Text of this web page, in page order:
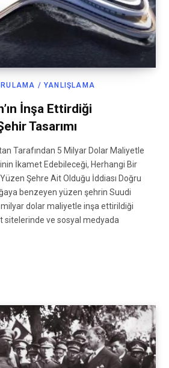
/ YANLIŞLAMA
İnşa Ettirdiği
Tasarımı
Tarafından 5 Milyar Dolar Maliyetle
İkamet Edebileceği, Herhangi Bir
Şehre Ait Olduğu İddiası Doğru
benzeyen yüzen şehrin Suudi
dolar maliyetle inşa ettirildiği
sitelerinde ve sosyal medyada